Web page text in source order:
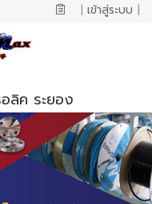
| เข้าสู่ระบบ |
ลิค ระยอง